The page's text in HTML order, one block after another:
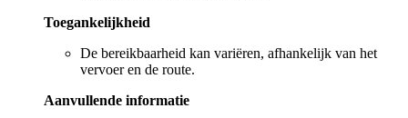
Toegankelijkheid
De bereikbaarheid kan variëren, afhankelijk van het
vervoer en de route.
Aanvullende informatie